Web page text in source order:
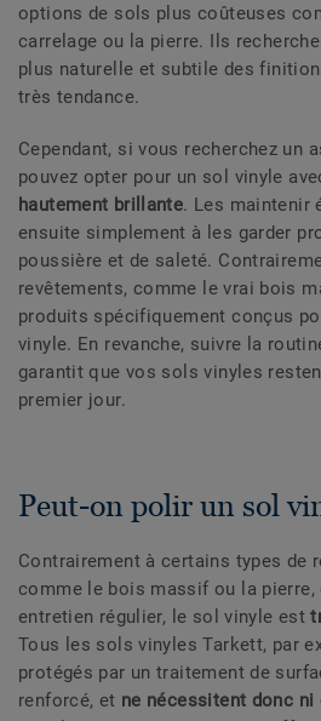
options de sols plus coûteuses
carrelage ou la pierre. Ils
plus naturelle et subtile des
très tendance.
Cependant, si vous recherchez un
pouvez opter pour un sol vinyle
hautement brillante. Les maintenir
ensuite simplement à les garder
poussière et de saleté.
revêtements, comme le vrai bois
produits spécifiquement conçus
vinyle. En revanche, suivre la
garantit que vos sols vinyles
premier jour.
Peut-on polir un sol
Contrairement à certains types de
comme le bois massif ou la pierre,
entretien régulier, le sol vinyle est
Tous les sols vinyles Tarkett, par
protégés par un traitement de
renforcé, et ne nécessitent donc